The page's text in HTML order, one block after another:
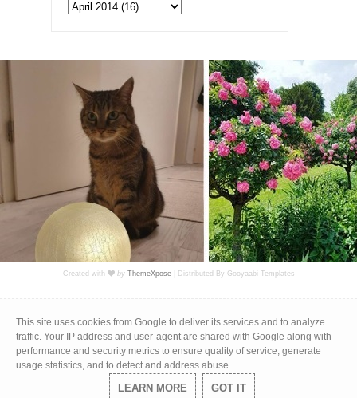
Created with by ThemeXpose| Distributed By Gooyaabi Templates
This site uses cookies from Google to deliver its services and to analyze
traffic. Your IP address and user-agent are shared with Google along with
performance and security metrics to ensure quality of service, generate
usage statistics, and to detect and address abuse.
LEARN MORE GOT IT